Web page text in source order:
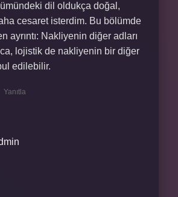
dil oldukça doğal,
cesaret isterdim. Bu bölümde
ayrıntı: Nakliyenin diğer adları
lojistik de nakliyenin bir diğer
edilebilir.
Yanıtla